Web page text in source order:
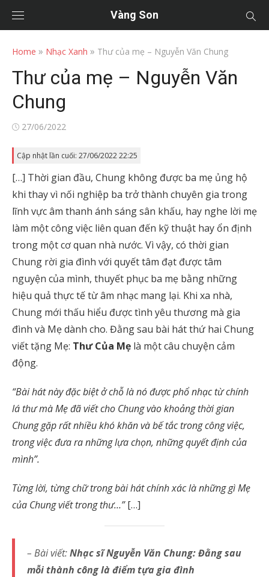
Vàng Son
Home » Nhạc Xanh » Thư của mẹ – Nguyễn Văn Chung
Thư của mẹ – Nguyễn Văn
Chung
Posted
27/06/2022
Cập nhật lần cuối: 27/06/2022 22:25
[…] Thời gian đầu, Chung không được ba mẹ ủng hộ
khi thay vì nối nghiệp ba trở thành chuyên gia trong
lĩnh vực âm thanh ánh sáng sân khấu, hay nghe lời mẹ
làm một công việc liên quan đến kỹ thuật hay ổn định
trong một cơ quan nhà nước. Vì vậy, có thời gian
Chung rời gia đình với quyết tâm đạt được tâm
nguyện của mình, thuyết phục ba mẹ bằng những
hiệu quả thực tế từ âm nhạc mang lại. Khi xa nhà,
Chung mới thấu hiểu được tình yêu thương mà gia
đình và Mẹ dành cho. Đằng sau bài hát thứ hai Chung
viết tặng Mẹ: Thư Của Mẹ là một câu chuyện cảm
động.
“Bài hát này đặc biệt ở chỗ là nó được phổ nhạc từ chính
lá thư mà Mẹ đã viết cho Chung vào khoảng thời gian
Chung gặp rất nhiều khó khăn và bế tắc trong công việc,
trong việc đưa ra những lựa chọn, những quyết định của
mình”.
Từng lời, từng chữ trong bài hát chính xác là những gì Mẹ
của Chung viết trong thư…”[…]
– Bài viết:Nhạc sĩ Nguyễn Văn Chung: Đằng sau
mỗi thành công là điểm tựa gia đình